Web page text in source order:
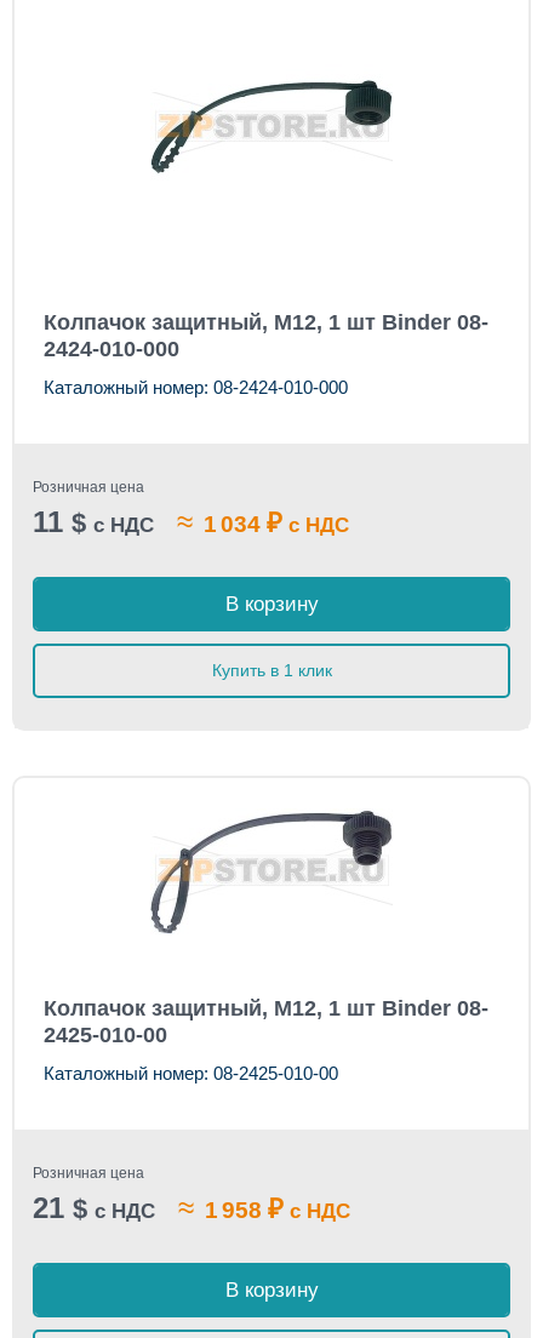
Колпачок защитный, M12, 1 шт Binder 08-
2424-010-000
Каталожный номер: 08-2424-010-000
Розничная цена
11 $ с НДС ≈ 1 034 ₽ с НДС
В корзину
Купить в 1 клик
Колпачок защитный, M12, 1 шт Binder 08-
2425-010-00
Каталожный номер: 08-2425-010-00
Розничная цена
21 $ с НДС ≈ 1 958 ₽ с НДС
В корзину